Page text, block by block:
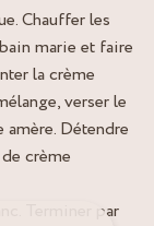
Chauffer les
marie et faire
la crème
verser le
Détendre
crème
Terminer par